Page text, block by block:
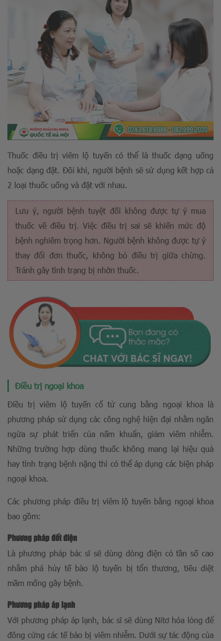
Thuốc điều trị viêm lộ tuyến có thể là thuốc dạng uống
hoặc dạng đặt. Đôi khi, người bệnh sẽ sử dụng kết hợp cả
2 loại thuốc uống và đặt với nhau.
Lưu ý, người bệnh tuyệt đối không được tự ý mua
thuốc về điều trị. Việc điều trị sai sẽ khiến mức độ
bệnh nghiêm trọng hơn. Người bệnh không được tự ý
thay đổi đơn thuốc, không bỏ điều trị giữa chừng.
Tránh gây tình trạng bị nhờn thuốc.
Điều trị ngoại khoa
Điều trị viêm lộ tuyến cổ tử cung bằng ngoại khoa là
phương pháp sử dụng các công nghệ hiện đại nhằm ngăn
ngừa sự phát triển của nấm khuẩn, giảm viêm nhiễm.
Những trường hợp dùng thuốc không mang lại hiệu quả
hay tình trạng bệnh nặng thì có thể áp dụng các biện pháp
ngoại khoa.
Các phương pháp điều trị viêm lộ tuyến bằng ngoại khoa
bao gồm:
Phương pháp đốt điện
Là phương pháp bác sĩ sẽ dùng dòng điện có tần số cao
nhằm phá hủy tế bào lộ tuyến bị tổn thương, tiêu diệt
mầm mống gây bệnh.
Phương pháp áp lạnh
Với phương pháp áp lạnh, bác sĩ sẽ dùng Nitơ hóa lỏng để
đông cứng các tế bào bị viêm nhiễm. Dưới sự tác động của